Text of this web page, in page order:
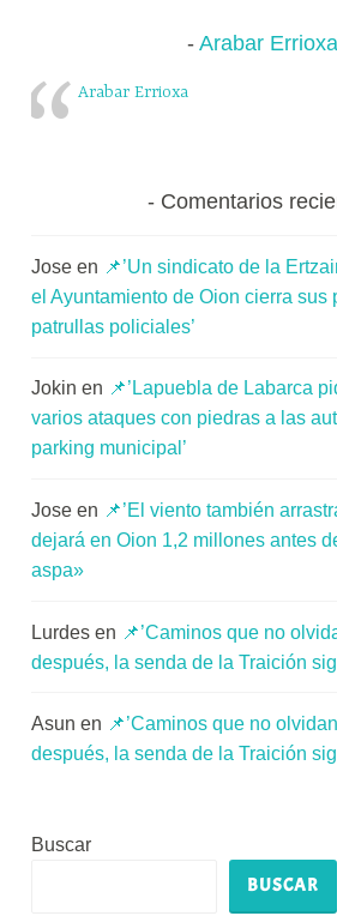
Arabar Errioxa
Arabar Errioxa
Comentarios
Jose en 📌’Un sindicato de la
el Ayuntamiento de Oion cierra sus
patrullas policiales’
Jokin en 📌’Lapuebla de Labarca
varios ataques con piedras a las
parking municipal’
Jose en 📌’El viento también
dejará en Oion 1,2 millones antes
aspa»
Lurdes en 📌’Caminos que no
después, la senda de la Traición
Asun en 📌’Caminos que no
después, la senda de la Traición
Buscar
BUSCAR